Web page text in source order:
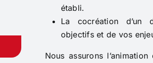
établi.
La cocréation d’un
objectifs et de vos
Nous assurons